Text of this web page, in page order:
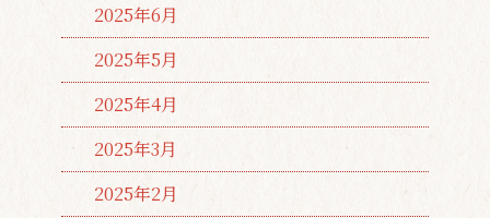
2025年6月
2025年5月
2025年4月
2025年3月
2025年2月